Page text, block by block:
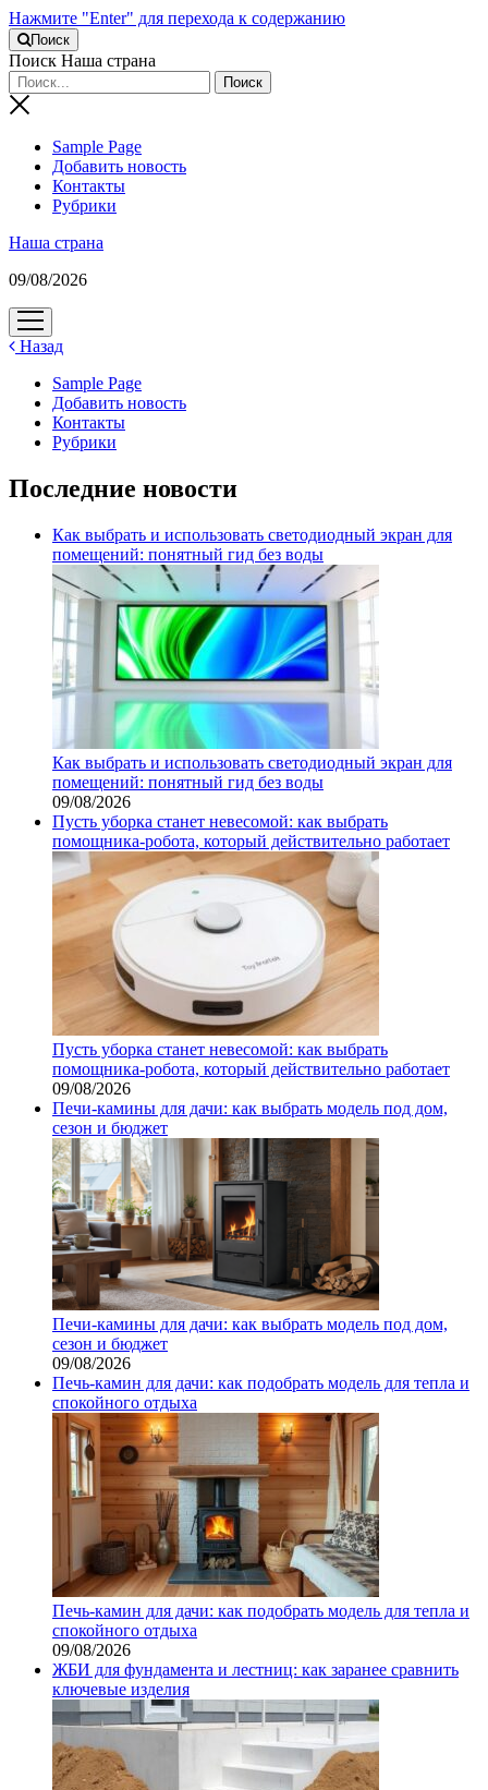
Нажмите "Enter" для перехода к содержанию
Поиск
Поиск Наша страна
Sample Page
Добавить новость
Контакты
Рубрики
Наша страна
09/08/2026
открыть
меню
Назад
Sample Page
Добавить новость
Контакты
Рубрики
Последние новости
Как выбрать и использовать светодиодный экран для
помещений: понятный гид без воды
Как выбрать и использовать светодиодный экран для
помещений: понятный гид без воды
09/08/2026
Пусть уборка станет невесомой: как выбрать
помощника‑робота, который действительно работает
Пусть уборка станет невесомой: как выбрать
помощника‑робота, который действительно работает
09/08/2026
Печи-камины для дачи: как выбрать модель под дом,
сезон и бюджет
Печи-камины для дачи: как выбрать модель под дом,
сезон и бюджет
09/08/2026
Печь-камин для дачи: как подобрать модель для тепла и
спокойного отдыха
Печь-камин для дачи: как подобрать модель для тепла и
спокойного отдыха
09/08/2026
ЖБИ для фундамента и лестниц: как заранее сравнить
ключевые изделия